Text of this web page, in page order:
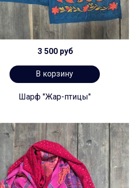
3 500 руб
В корзину
Шарф "Жар-птицы"